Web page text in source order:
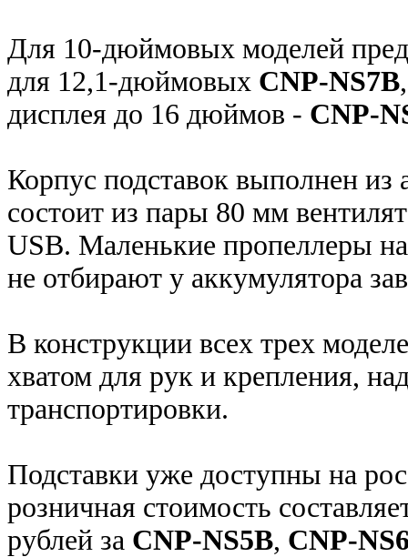
Для 10-дюймовых моделей
для 12,1-дюймовых CNP-NS7B
дисплея до 16 дюймов - CNP-
Корпус подставок выполнен
состоит из пары 80 мм
USB. Маленькие пропеллеры
не отбирают у аккумулятора
В конструкции всех трех
хватом для рук и крепления,
транспортировки.
Подставки уже доступны на
розничная стоимость
рублей за CNP-NS5B, CNP-